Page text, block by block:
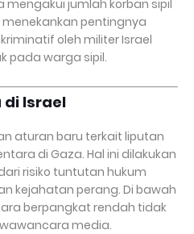
mengakui jumlah korban sipil
pentingnya
oleh militer Israel
pada warga sipil.
di Israel
aturan baru terkait liputan
di Gaza. Hal ini dilakukan
risiko tuntutan hukum
kejahatan perang. Di bawah
berpangkat rendah tidak
media.